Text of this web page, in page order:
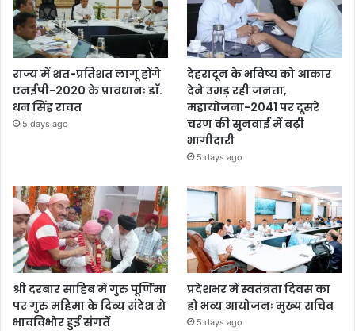
राज्य में शत-प्रतिशत लागू होंगे
एनईपी-2020 के प्रावधानः डाॅ.
धन सिंह रावत
5 days ago
देहरादून के भविष्य को आकार
देने उमड़ रही जनता,
महायोजना-2041 पर दूसरे
चरण की सुनवाई में बढ़ी
भागीदारी
5 days ago
श्री दरबार साहिब में गुरु पूर्णिमा
पर गुरु महिमा के दिव्य संदेश से
भावविभोर हुई संगतें
प्रदेशभर में स्वतंत्रता दिवस का
हो भव्य आयोजनः मुख्य सचिव
5 days ago